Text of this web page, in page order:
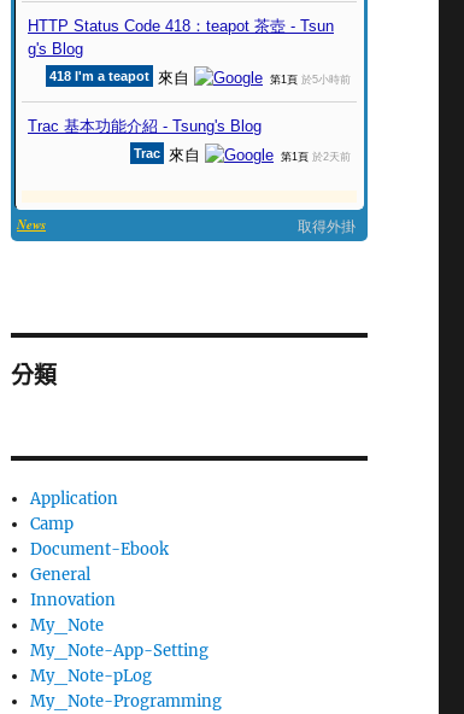
分類
Application
Camp
Document-Ebook
General
Innovation
My_Note
My_Note-App-Setting
My_Note-pLog
My_Note-Programming